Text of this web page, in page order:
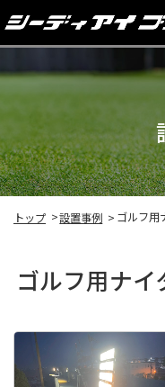
トップ 設置事例 ゴルフ用
ゴルフ用ナイ